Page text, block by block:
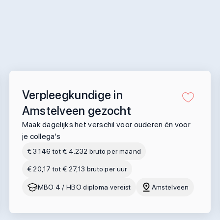
Verpleegkundige in
Amstelveen gezocht
Maak dagelijks het verschil voor ouderen én voor
je collega's
€ 3.146 tot € 4.232 bruto per maand
€ 20,17 tot € 27,13 bruto per uur
MBO 4 / HBO diploma vereist Amstelveen